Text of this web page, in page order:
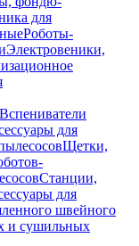
для
Роботы-
Электровеники,
Вспениватели
для
Щетки,
Станции,
для
швейного
и сушильных